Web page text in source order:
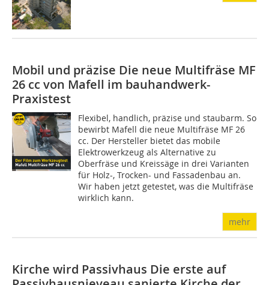
Mobil und präzise Die neue Multifräse MF
26 cc von Mafell im bauhandwerk-
Praxistest
Flexibel, handlich, präzise und staubarm. So
bewirbt Mafell die neue Multifräse MF 26
cc. Der Hersteller bietet das mobile
Elektrowerkzeug als Alternative zu
Oberfräse und Kreissäge in drei Varianten
für Holz-, Trocken- und Fassadenbau an.
Wir haben jetzt getestet, was die Multifräse
wirklich kann.
mehr
Kirche wird Passivhaus Die erste auf